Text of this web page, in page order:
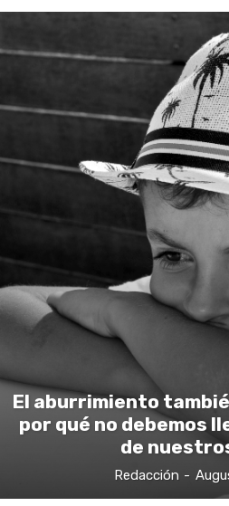
El aburrimiento
por qué no debemos
de
Redacción -